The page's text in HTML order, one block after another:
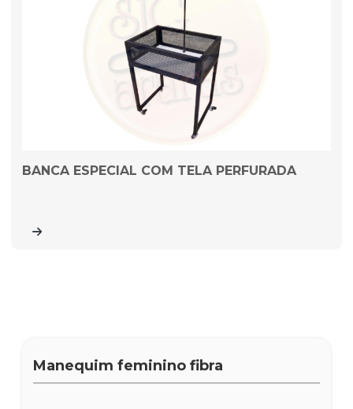
BANCA ESPECIAL COM TELA PERFURADA
Manequim feminino fibra